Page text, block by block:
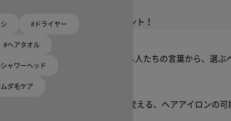
でオリジナルショッパーをプレゼント！
を、妥協しない人へ
宿る美学。上質な美しさを追求する人たちの言葉から、選ぶ
もヘアケアは大変」という概念を変える、ヘアアイロンの可
#ドライヤー
#ヘアタオル
ャワーヘッド
ダ毛ケア